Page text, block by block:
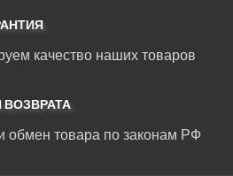
качество наших товаров
обмен товара по законам РФ